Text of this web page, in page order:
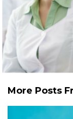
More Posts